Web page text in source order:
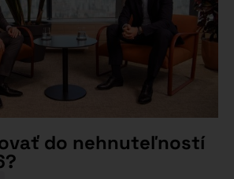
do nehnuteľností